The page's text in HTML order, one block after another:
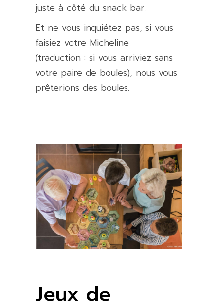
juste à côté du snack bar.
Et ne vous inquiétez pas, si vous
faisiez votre Micheline
(traduction : si vous arriviez sans
votre paire de boules), nous vous
prêterions des boules.
Jeux de